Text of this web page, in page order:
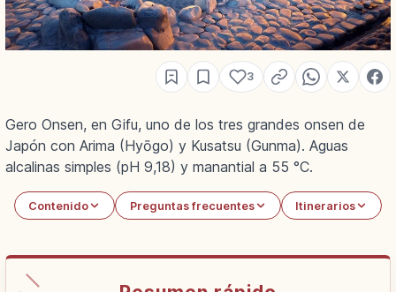
3
Gero Onsen, en Gifu, uno de los tres grandes onsen de
Japón con Arima (Hyōgo) y Kusatsu (Gunma). Aguas
alcalinas simples (pH 9,18) y manantial a 55 °C.
Contenido Preguntas frecuentes Itinerarios